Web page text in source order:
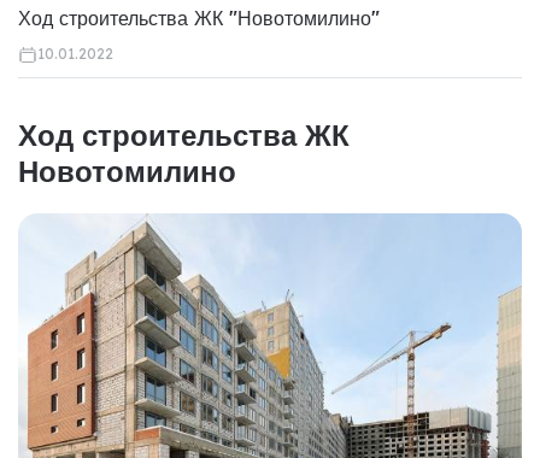
Ход строительства ЖК "Новотомилино"
10.01.2022
Ход строительства ЖК
Новотомилино